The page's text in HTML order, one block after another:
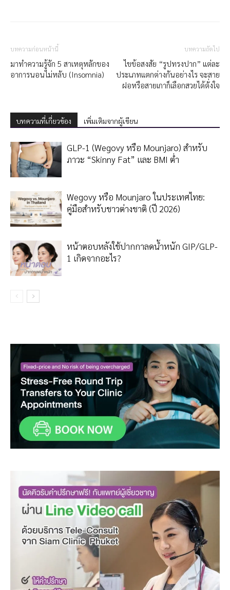
บทความก่อนหน้านี้
มาทำความรู้จัก 5 สาเหตุหลักของ
อาการนอนไม่หลับ (Insomnia)
บทความถัดไป
ไขข้อสงสัย “รูปทรงปาก” แต่ละ
ประเภทแตกต่างกันอย่างไร จะสาย
ฝอหรือสายเกาก็เลือกสวยได้ดั่งใจ
บทความที่เกี่ยวข้อง เพิ่มเติมจากผู้เขียน
GLP-1 (Wegovy หรือ Mounjaro) สำหรับ
ภาวะ “Skinny Fat” และ BMI ต่ำ
Wegovy หรือ Mounjaro ในประเทศไทย:
คู่มือสำหรับชาวต่างชาติ (ปี 2026)
หน้าตอบหลังใช้ปากกาลดน้ำหนัก GIP/GLP-
1 เกิดจากอะไร?